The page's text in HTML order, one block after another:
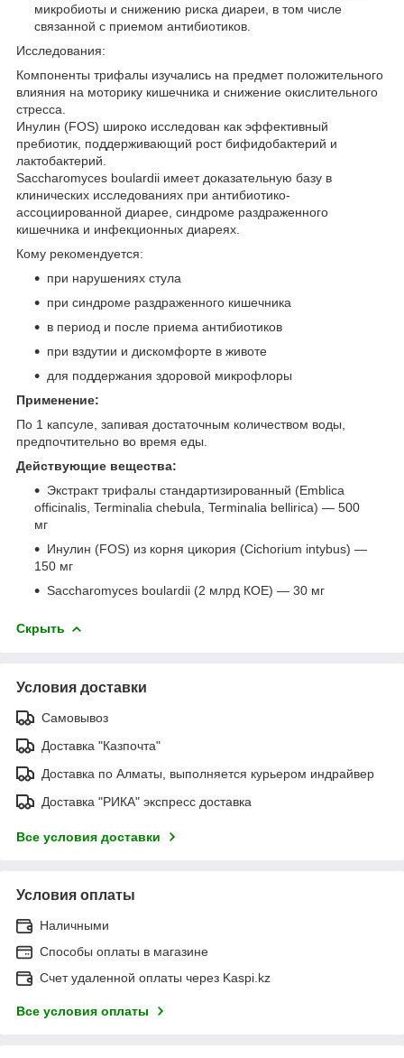
микробиоты и снижению риска диареи, в том числе
связанной с приемом антибиотиков.
Исследования:
Компоненты трифалы изучались на предмет положительного
влияния на моторику кишечника и снижение окислительного
стресса.
Инулин (FOS) широко исследован как эффективный
пребиотик, поддерживающий рост бифидобактерий и
лактобактерий.
Saccharomyces boulardii имеет доказательную базу в
клинических исследованиях при антибиотико-
ассоциированной диарее, синдроме раздраженного
кишечника и инфекционных диареях.
Кому рекомендуется:
при нарушениях стула
при синдроме раздраженного кишечника
в период и после приема антибиотиков
при вздутии и дискомфорте в животе
для поддержания здоровой микрофлоры
Применение:
По 1 капсуле, запивая достаточным количеством воды,
предпочтительно во время еды.
Действующие вещества:
Экстракт трифалы стандартизированный (Emblica
officinalis, Terminalia chebula, Terminalia bellirica) — 500
мг
Инулин (FOS) из корня цикория (Cichorium intybus) —
150 мг
Saccharomyces boulardii (2 млрд КОЕ) — 30 мг
Скрыть
Условия доставки
Самовывоз
Доставка "Казпочта"
Доставка по Алматы, выполняется курьером индрайвер
Доставка "РИКА" экспресс доставка
Все условия доставки
Условия оплаты
Наличными
Способы оплаты в магазине
Счет удаленной оплаты через Kaspi.kz
Все условия оплаты